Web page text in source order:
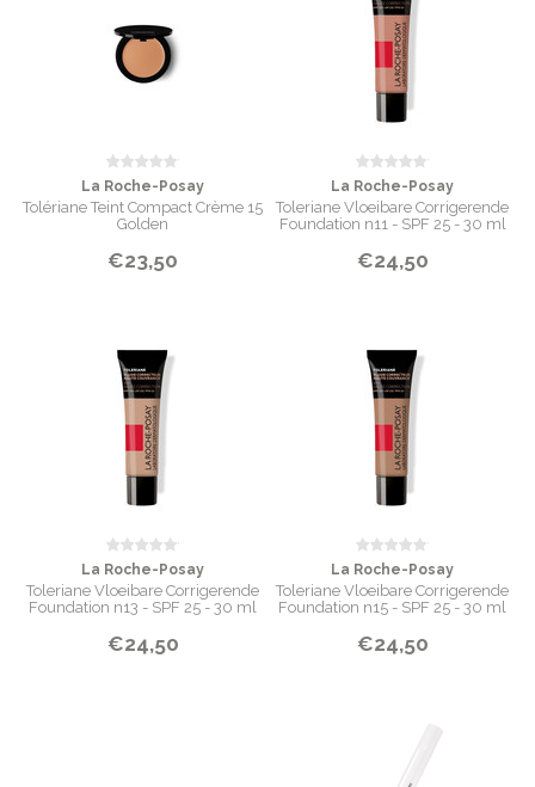
La Roche-Posay
Tolériane Teint Compact Crème 15
Golden
€23,50
La Roche-Posay
Toleriane Vloeibare Corrigerende
Foundation n11 - SPF 25 - 30 ml
€24,50
La Roche-Posay
Toleriane Vloeibare Corrigerende
Foundation n13 - SPF 25 - 30 ml
€24,50
La Roche-Posay
Toleriane Vloeibare Corrigerende
Foundation n15 - SPF 25 - 30 ml
€24,50